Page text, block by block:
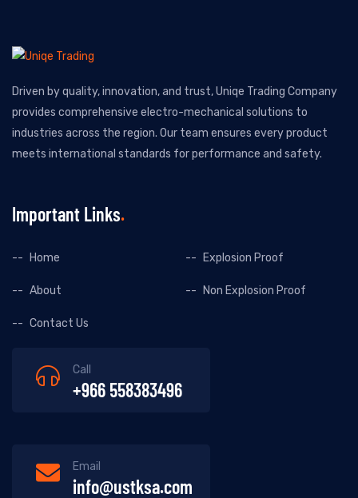
Driven by quality, innovation, and trust, Uniqe Trading Company
provides comprehensive electro-mechanical solutions to
industries across the region. Our team ensures every product
meets international standards for performance and safety.
Important Links
Home Explosion Proof
About Non Explosion Proof
Contact Us
Call
+966 558383496
Email
info@ustksa.com